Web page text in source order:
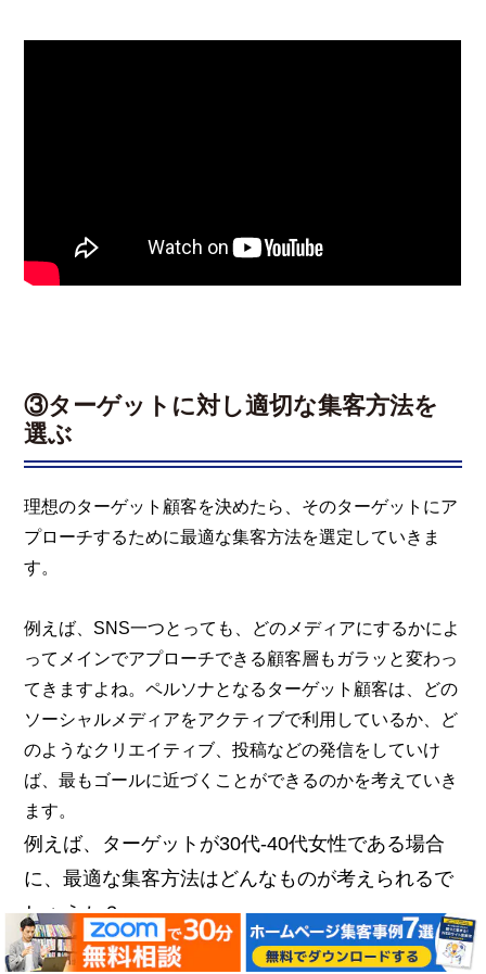
③ターゲットに対し適切な集客方法を
選ぶ
理想のターゲット顧客を決めたら、そのターゲットにア
プローチするために最適な集客方法を選定していきま
す。
例えば、SNS一つとっても、どのメディアにするかによ
ってメインでアプローチできる顧客層もガラッと変わっ
てきますよね。ペルソナとなるターゲット顧客は、どの
ソーシャルメディアをアクティブで利用しているか、ど
のようなクリエイティブ、投稿などの発信をしていけ
ば、最もゴールに近づくことができるのかを考えていき
ます。
例えば、ターゲットが30代-40代女性である場合
に、最適な集客方法はどんなものが考えられるで
しょうか？